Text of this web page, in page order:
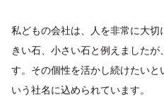
私どもの会社は、人を非常に大
きい石、小さい石と例えました
す。その個性を活かし続けたいと
いう社名に込められています。